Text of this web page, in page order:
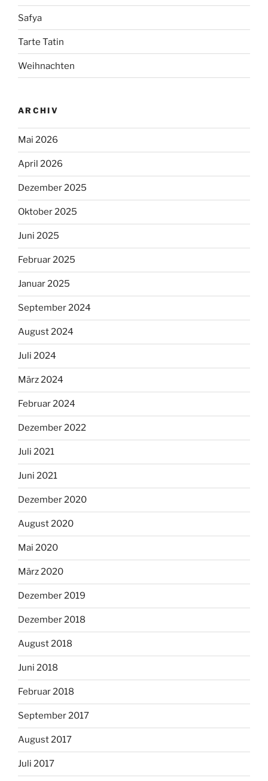
Safya
Tarte Tatin
Weihnachten
ARCHIV
Mai 2026
April 2026
Dezember 2025
Oktober 2025
Juni 2025
Februar 2025
Januar 2025
September 2024
August 2024
Juli 2024
März 2024
Februar 2024
Dezember 2022
Juli 2021
Juni 2021
Dezember 2020
August 2020
Mai 2020
März 2020
Dezember 2019
Dezember 2018
August 2018
Juni 2018
Februar 2018
September 2017
August 2017
Juli 2017